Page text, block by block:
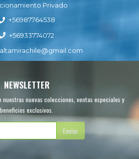
Privado
+56987764538
+56933774072
NEWSLETTER
nuevas colecciones, ventas especiales y
beneficios exclusivos.
Enviar